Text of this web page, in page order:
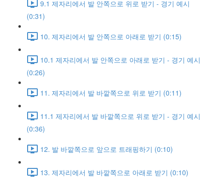
9.1 제자리에서 발 안쪽으로 위로 받기 - 경기 예시
(0:31)
10. 제자리에서 발 안쪽으로 아래로 받기 (0:15)
10.1 제자리에서 발 안쪽으로 아래로 받기 - 경기 예시
(0:26)
11. 제자리에서 발 바깥쪽으로 위로 받기 (0:11)
11.1 제자리에서 발 바깥쪽으로 위로 받기 - 경기 예시
(0:36)
12. 발 바깥쪽으로 앞으로 트래핑하기 (0:10)
13. 제자리에서 발 바깥쪽으로 아래로 받기 (0:10)